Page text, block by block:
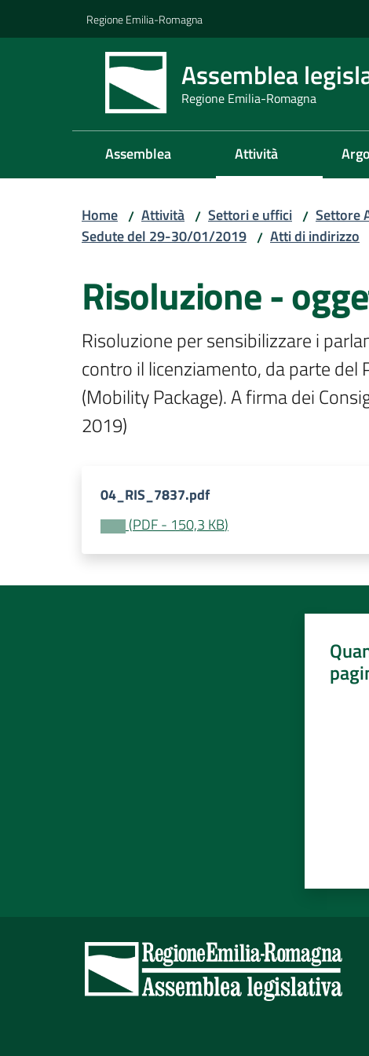
Regione Emilia-Romagna
Assemblea
Regione Emilia-Romagna
Assemblea Attività
Home / Attività / Settori e uffici / Settore
Sedute del 29-30/01/2019 / Atti di indirizzo
Risoluzione -
Risoluzione per sensibilizzare i
contro il licenziamento, da parte
(Mobility Package). A firma dei
2019)
04_RIS_7837.pdf
(PDF- 150,3 KB)